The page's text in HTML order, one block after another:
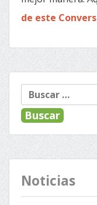
de este
Buscar:
Noticias